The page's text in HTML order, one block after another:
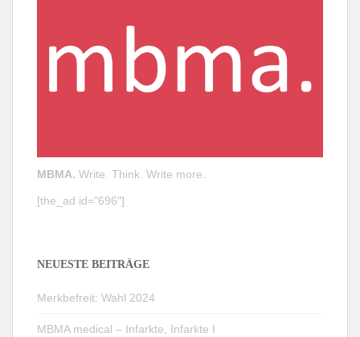
MBMA. Write. Think. Write more.
[the_ad id="696"]
NEUESTE BEITRÄGE
Merkbefreit: Wahl 2024
MBMA medical – Infarkte, Infarkte I